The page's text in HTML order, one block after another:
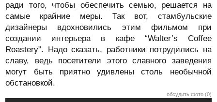
ради того, чтобы обеспечить семью, решается на
самые крайние меры. Так вот, стамбульские
дизайнеры вдохновились этим фильмом при
создании интерьера в кафе “Walter’s Coffee
Roastery”. Надо сказать, работники потрудились на
славу, ведь посетители этого славного заведения
могут быть приятно удивлены столь необычной
обстановкой.
обсудить фото (0)